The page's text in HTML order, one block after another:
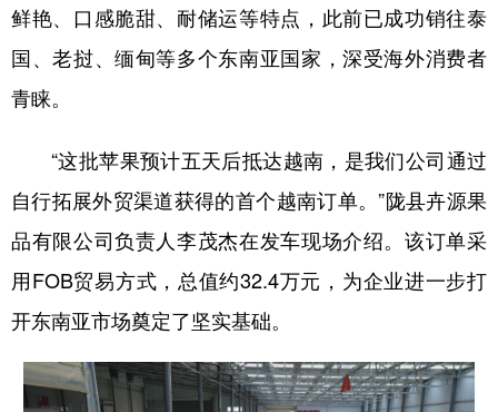
鲜艳、口感脆甜、耐储运等特点，此前已成功销往泰
国、老挝、缅甸等多个东南亚国家，深受海外消费者
青睐。
“这批苹果预计五天后抵达越南，是我们公司通过
自行拓展外贸渠道获得的首个越南订单。”陇县卉源果
品有限公司负责人李茂杰在发车现场介绍。该订单采
用FOB贸易方式，总值约32.4万元，为企业进一步打
开东南亚市场奠定了坚实基础。